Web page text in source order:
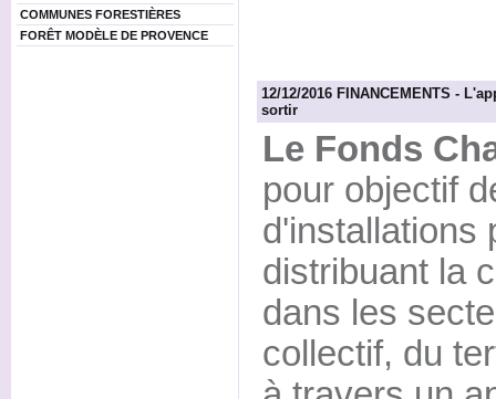
COMMUNES FORESTIÈRES
FORÊT MODÈLE DE PROVENCE
12/12/2016 FINANCEMENTS -
sortir
Le Fonds
pour objectif
d'installations
distribuant la
dans les
collectif, du